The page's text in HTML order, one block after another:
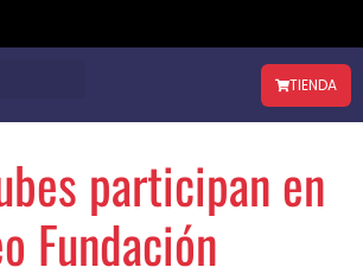
TIENDA
participan en
Fundación